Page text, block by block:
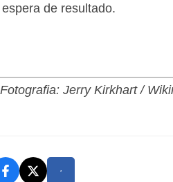
de resultado.
Fotografia: Jerry Kirkhart /